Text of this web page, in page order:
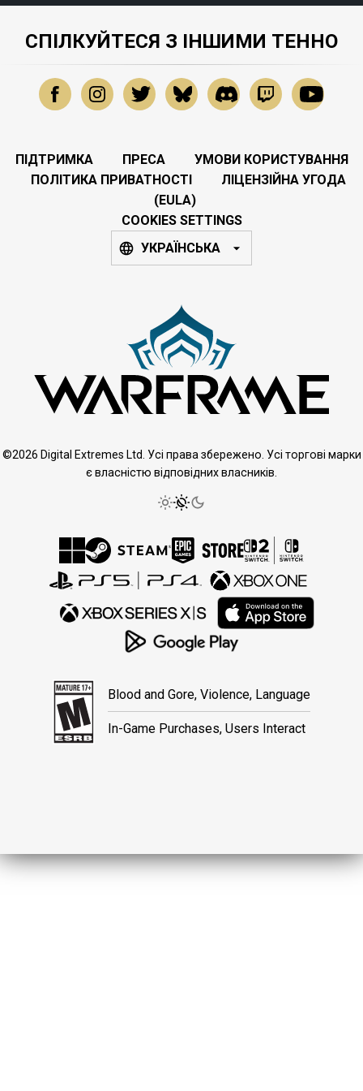
СПІЛКУЙТЕСЯ З ІНШИМИ ТЕННО
ПІДТРИМКА ПРЕСА
УМОВИ КОРИСТУВАННЯ
ПОЛІТИКА ПРИВАТНОСТІ
ЛІЦЕНЗІЙНА УГОДА
(EULA)
COOKIES SETTINGS
УКРАЇНСЬКА
©2026 Digital Extremes Ltd. Усі права збережено. Усі торгові марки
є власністю відповідних власників.
Blood and Gore, Violence, Language
In-Game Purchases, Users Interact